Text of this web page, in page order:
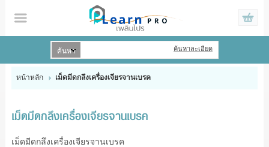
เข้าสู่ระบบ
HOME
ค้นหาละเอียด
หน้าหลัก เม็ดมีดกลึงเครื่องเจียรจานเบรค
เม็ดมีดกลึงเครื่องเจียรจานเบรค
เม็ดมีดกลึงเครื่องเจียรจานเบรค